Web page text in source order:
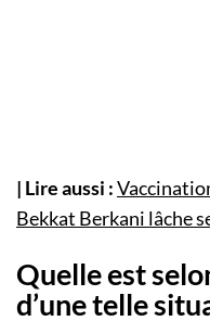
| Lire aussi :
Bekkat Berkani lâche
Quelle est
d’une telle